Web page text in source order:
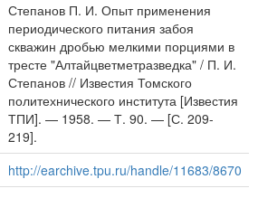
Степанов П. И. Опыт применения
периодического питания забоя
скважин дробью мелкими порциями в
тресте "Алтайцветметразведка" / П. И.
Степанов // Известия Томского
политехнического института [Известия
ТПИ]. — 1958. — Т. 90. — [С. 209-
219].
http://earchive.tpu.ru/handle/11683/8670